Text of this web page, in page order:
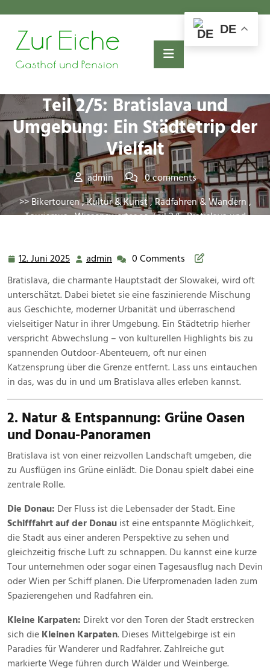
content
Teil 2/5: Bratislava und
Umgebung: Ein Städtetrip der
Vielfalt
admin
0 comments
>>Bikertouren,Kultur & Kunst,Radfahren & Wandern,
Tourismus,Wissenswertes>> Teil 2/5: Bratislava und
12. Juni 2025 12.
Juni
2025
admin admin0 Comments
Bratislava, die charmante Hauptstadt der Slowakei, wird oft
unterschätzt. Dabei bietet sie eine faszinierende Mischung
aus Geschichte, moderner Urbanität und überraschend
vielseitiger Natur in ihrer Umgebung. Ein Städtetrip hierher
verspricht Abwechslung – von kulturellen Highlights bis zu
spannenden Outdoor-Abenteuern, oft nur einen
Katzensprung über die Grenze entfernt. Lass uns eintauchen
in das, was du in und um Bratislava alles erleben kannst.
2. Natur & Entspannung: Grüne Oasen
und Donau-Panoramen
Bratislava ist von einer reizvollen Landschaft umgeben, die
zu Ausflügen ins Grüne einlädt. Die Donau spielt dabei eine
zentrale Rolle.
Die Donau: Der Fluss ist die Lebensader der Stadt. Eine
Schifffahrt auf der Donau ist eine entspannte Möglichkeit,
die Stadt aus einer anderen Perspektive zu sehen und
gleichzeitig frische Luft zu schnappen. Du kannst eine kurze
Tour unternehmen oder sogar einen Tagesausflug nach Devin
oder Wien per Schiff planen. Die Uferpromenaden laden zum
Spazierengehen und Radfahren ein.
Kleine Karpaten: Direkt vor den Toren der Stadt erstrecken
sich die Kleinen Karpaten. Dieses Mittelgebirge ist ein
Paradies für Wanderer und Radfahrer. Zahlreiche gut
markierte Wege führen durch Wälder und Weinberge.
DE